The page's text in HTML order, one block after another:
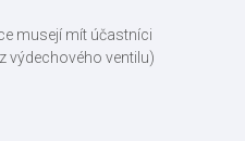
musejí mít účastníci
výdechového ventilu)